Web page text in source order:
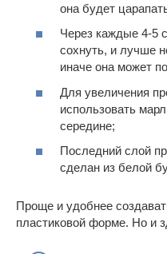
она будет
Через каждые 4-5
сохнуть, и лучше
иначе она может
Для увеличения
использовать
середине;
Последний слой
сделан из белой
Проще и удобнее
пластиковой форме. Но и